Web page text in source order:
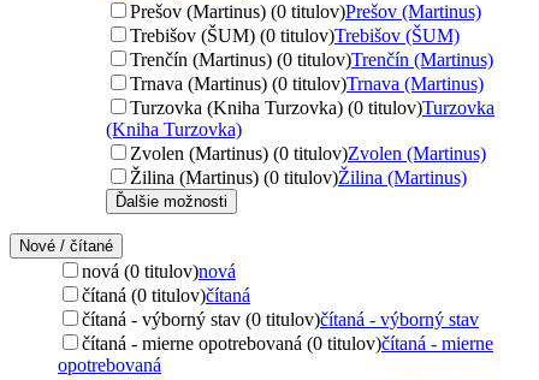
Prešov (Martinus) (0 titulov)Prešov (Martinus)
Trebišov (ŠUM) (0 titulov)Trebišov (ŠUM)
Trenčín (Martinus) (0 titulov)Trenčín (Martinus)
Trnava (Martinus) (0 titulov)Trnava (Martinus)
Turzovka (Kniha Turzovka) (0 titulov)Turzovka
(Kniha Turzovka)
Zvolen (Martinus) (0 titulov)Zvolen (Martinus)
Žilina (Martinus) (0 titulov)Žilina (Martinus)
Ďalšie možnosti
Nové / čítané
nová (0 titulov)nová
čítaná (0 titulov)čítaná
čítaná - výborný stav (0 titulov)čítaná - výborný stav
čítaná - mierne opotrebovaná (0 titulov)čítaná - mierne
opotrebovaná